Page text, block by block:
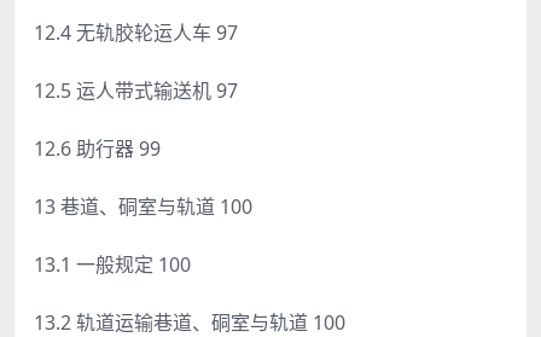
12.4 无轨胶轮运人车 97
12.5 运人带式输送机 97
12.6 助行器 99
13 巷道、硐室与轨道 100
13.1 一般规定 100
13.2 轨道运输巷道、硐室与轨道 100